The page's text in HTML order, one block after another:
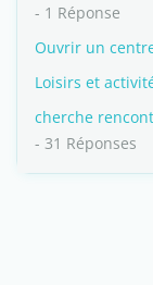
- 1 Réponse
Ouvrir un
Loisirs et
cherche
- 31 Réponses